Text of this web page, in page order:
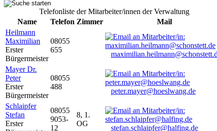
Telefonliste der Mitarbeiter/innen der Verwaltung
Name
Telefon Zimmer
Mail
Heilmann
Maximilian
Erster
Bürgermeister
08055
655
Mayer Dr.
Peter
Erster
Bürgermeister
08055
488
peter.mayer@hoeslwang.de
Schlaipfer
Stefan
Erster
08055
9053-
12
8, 1.
OG
stefan.schlaipfer@halfing.de